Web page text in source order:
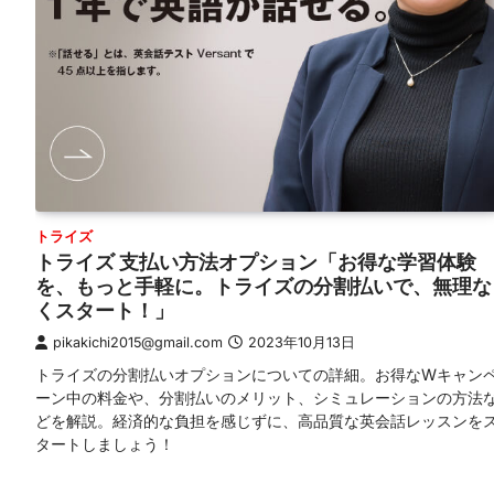
トライズ
トライズ 支払い方法オプション「お得な学習体験
を、もっと手軽に。トライズの分割払いで、無理な
くスタート！」
pikakichi2015@gmail.com 2023年10月13日
トライズの分割払いオプションについての詳細。お得なWキャン
ーン中の料金や、分割払いのメリット、シミュレーションの方法
どを解説。経済的な負担を感じずに、高品質な英会話レッスンを
タートしましょう！